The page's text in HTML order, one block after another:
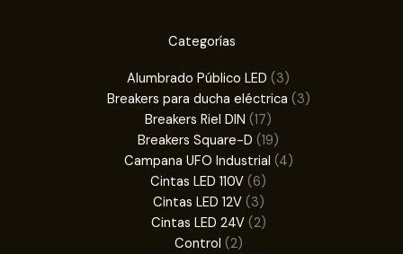
Categorías
Alumbrado Público LED 33
productos
Breakers para ducha eléctrica 33
Breakers Riel DIN 1717
productos
Breakers Square-D 1919
productos
Campana UFO Industrial 44
Cintas LED 110V 66
productos
Cintas LED 12V 33
productos
Cintas LED 24V 22
Control 22